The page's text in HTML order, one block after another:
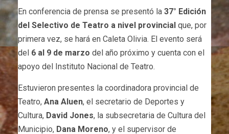
En conferencia de prensa se presentó la 37° Edición
del Selectivo de Teatro a nivel provincial que, por
primera vez, se hará en Caleta Olivia. El evento será
del 6 al 9 de marzo del año próximo y cuenta con el
apoyo del Instituto Nacional de Teatro.
Estuvieron presentes la coordinadora provincial de
Teatro, Ana Aluen, el secretario de Deportes y
Cultura, David Jones, la subsecretaria de Cultura del
Municipio, Dana Moreno, y el supervisor de